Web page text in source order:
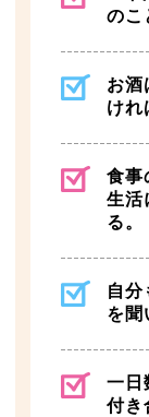
のこ
お酒
けれ
食事
生活
る。
自分
を聞
一日
付き